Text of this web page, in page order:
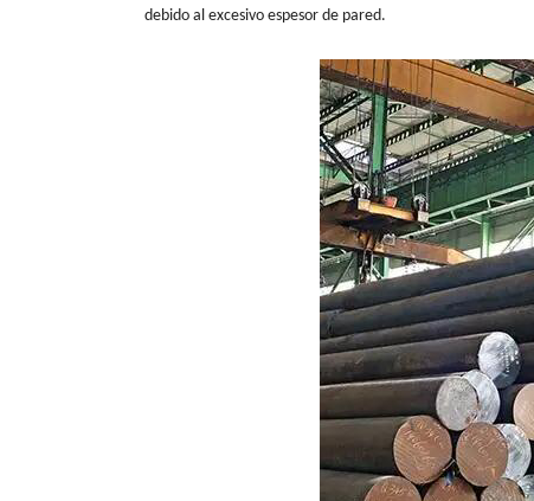
debido al excesivo espesor de pared.